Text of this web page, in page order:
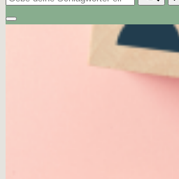
nach:
Seitenleiste